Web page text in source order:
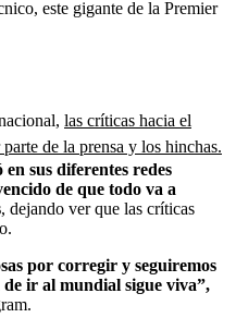
este gigante de la Premier
las críticas hacia el
de la prensa y los hinchas.
en sus diferentes redes
de que todo va a
, dejando ver que las críticas
por corregir y seguiremos
ir al mundial sigue viva”,